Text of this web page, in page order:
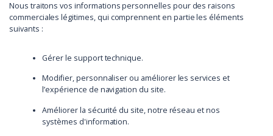
Nous traitons vos informations personnelles pour des raisons
commerciales légitimes, qui comprennent en partie les éléments
suivants :
Gérer le support technique.
Modifier, personnaliser ou améliorer les services et
l’expérience de navigation du site.
Améliorer la sécurité du site, notre réseau et nos
systèmes d'information.